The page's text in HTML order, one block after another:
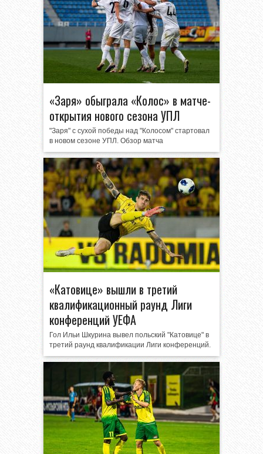
«Заря» обыграла «Колос» в матче-
открытия нового сезона УПЛ
"Заря" с сухой победы над "Колосом" стартовал
в новом сезоне УПЛ. Обзор матча
«Катовице» вышли в третий
квалификационный раунд Лиги
конференций УЕФА
Гол Ильи Шкурина вывел польский "Катовице" в
третий раунд квалификации Лиги конференций.